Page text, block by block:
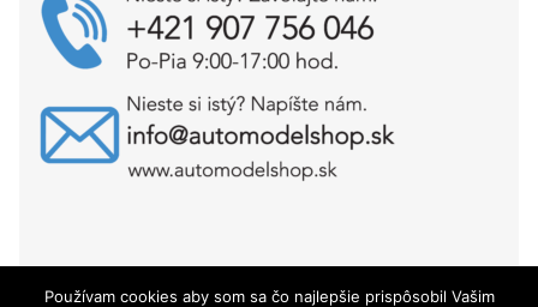
Používam cookies aby som sa čo najlepšie prispôsobil Vašim